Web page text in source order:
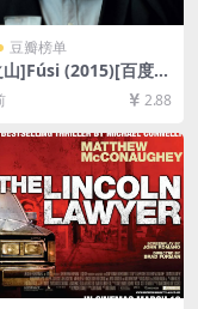
豆瓣榜单
]Fúsi (2015)[百度网
网盘1080P超清未删
网盘在线播放/下载]2.88